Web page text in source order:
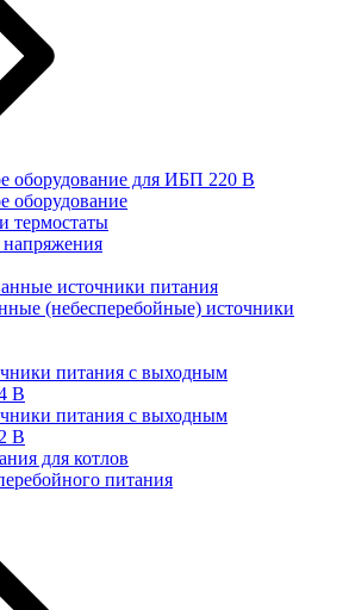
оборудование для ИБП 220 В
оборудование
термостаты
источники питания
(небесперебойные) источники
питания с выходным
В
питания с выходным
В
для котлов
питания